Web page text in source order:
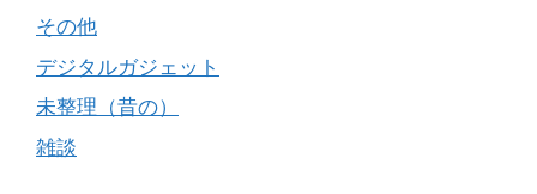
その他
デジタルガジェット
未整理（昔の）
雑談